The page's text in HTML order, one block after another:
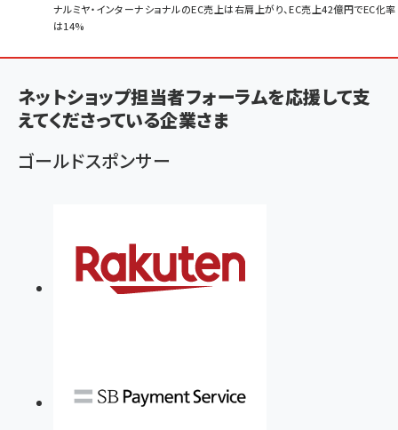
く
ず
ナルミヤ・インターナショナルのEC売上は右肩上がり、EC売上42億円でEC化率
は14%
ネットショップ担当者フォーラムを応援して支
えてくださっている企業さま
ゴールドスポンサー